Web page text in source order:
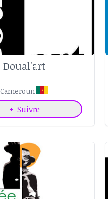
Doual'art
Cameroun
+ Suivre